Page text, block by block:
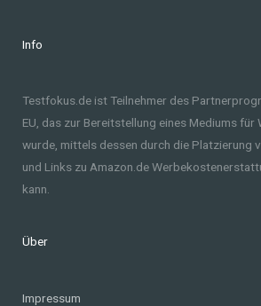
Info
Testfokus.de ist Teilnehmer des
EU, das zur Bereitstellung eines Mediums
wurde, mittels dessen durch die Platzierung
und Links zu Amazon.de
kann.
Über
Impressum